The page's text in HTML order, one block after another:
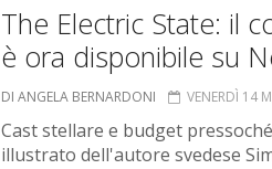
The Electric State: il
è ora disponibile su
DI ANGELA BERNARDONI VENERDÌ 14
Cast stellare e budget
illustrato dell'autore svedese